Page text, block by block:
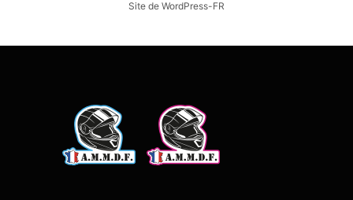
Site de WordPress-FR